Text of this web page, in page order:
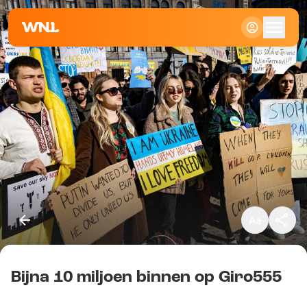
Klein
Standaard
Groot
Kopieer link
Bijna 10 miljoen binnen op Giro555